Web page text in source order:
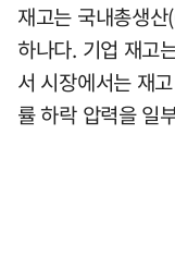
재고는 국내총생
하나다. 기업 재고
서 시장에서는 재
률 하락 압력을 일